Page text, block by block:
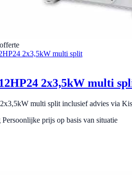
2x3,5kW multi split
2x3,5kW multi
multi split inclusief advies via
Persoonlijke prijs op basis van situatie